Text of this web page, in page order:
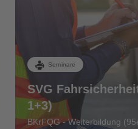
Seminare
SVG
1+3)
BKrFQG - Weiterbildung